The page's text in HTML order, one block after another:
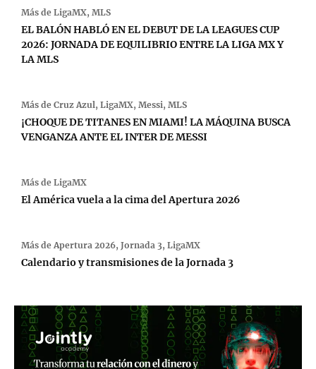
Más de LigaMX, MLS
EL BALÓN HABLÓ EN EL DEBUT DE LA LEAGUES CUP
2026: JORNADA DE EQUILIBRIO ENTRE LA LIGA MX Y
LA MLS
Más de Cruz Azul, LigaMX, Messi, MLS
¡CHOQUE DE TITANES EN MIAMI! LA MÁQUINA BUSCA
VENGANZA ANTE EL INTER DE MESSI
Más de LigaMX
El América vuela a la cima del Apertura 2026
Más de Apertura 2026, Jornada 3, LigaMX
Calendario y transmisiones de la Jornada 3